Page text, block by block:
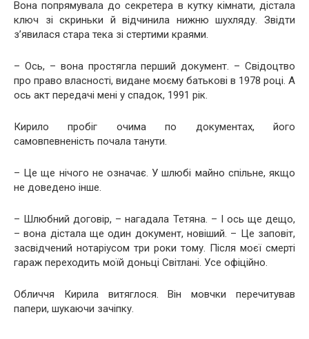
Вона попрямувала до секретера в кутку кімнати, дістала
ключ зі скриньки й відчинила нижню шухляду. Звідти
з’явилася стара тека зі стертими краями.
– Ось, – вона простягла перший документ. – Свідоцтво
про право власності, видане моєму батькові в 1978 році. А
ось акт передачі мені у спадок, 1991 рік.
Кирило пробіг очима по документах, його
самовпевненість почала танути.
– Це ще нічого не означає. У шлюбі майно спільне, якщо
не доведено інше.
– Шлюбний договір, – нагадала Тетяна. – І ось ще дещо,
– вона дістала ще один документ, новіший. – Це заповіт,
засвідчений нотаріусом три роки тому. Після моєї смерті
гараж переходить моїй доньці Світлані. Усе офіційно.
Обличчя Кирила витяглося. Він мовчки перечитував
папери, шукаючи зачіпку.